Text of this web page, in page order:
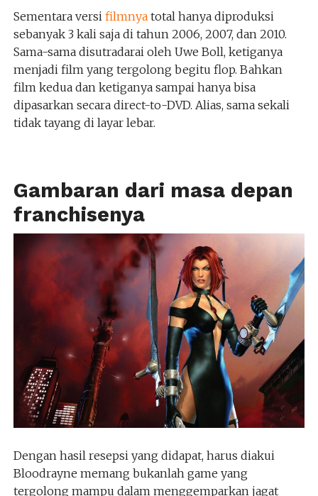
Sementara versi filmnyatotal hanya diproduksi
sebanyak 3 kali saja di tahun 2006, 2007, dan 2010.
Sama-sama disutradarai oleh Uwe Boll, ketiganya
menjadi film yang tergolong begitu flop. Bahkan
film kedua dan ketiganya sampai hanya bisa
dipasarkan secara direct-to-DVD. Alias, sama sekali
tidak tayang di layar lebar.
Gambaran dari masa depan
franchisenya
Dengan hasil resepsi yang didapat, harus diakui
Bloodrayne memang bukanlah game yang
tergolong mampu dalam menggemparkan jagat